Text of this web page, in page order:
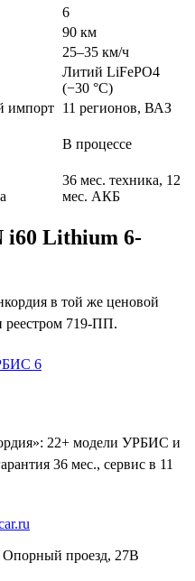
6
90 км
25–35 км/ч
Литий LiFePO4
(−30 °C)
импорт 11 регионов, ВАЗ
В процессе
36 мес. техника, 12
мес. АКБ
i60 Lithium 6-
в той же ценовой
реестром 719-ПП.
6
22+ модели УРБИС и
36 мес., сервис в 11
Опорный проезд, 27В